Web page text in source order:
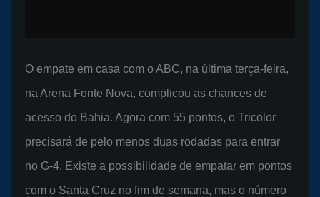
O empate em casa com o ABC, na última terça-feira,
na Arena Fonte Nova, complicou as chances de
acesso do Bahia. Agora com 55 pontos, o Tricolor
precisará de pelo menos duas rodadas para entrar
no G-4. Existe a possibilidade de empatar em pontos
com o Santa Cruz no fim de semana, mas o número